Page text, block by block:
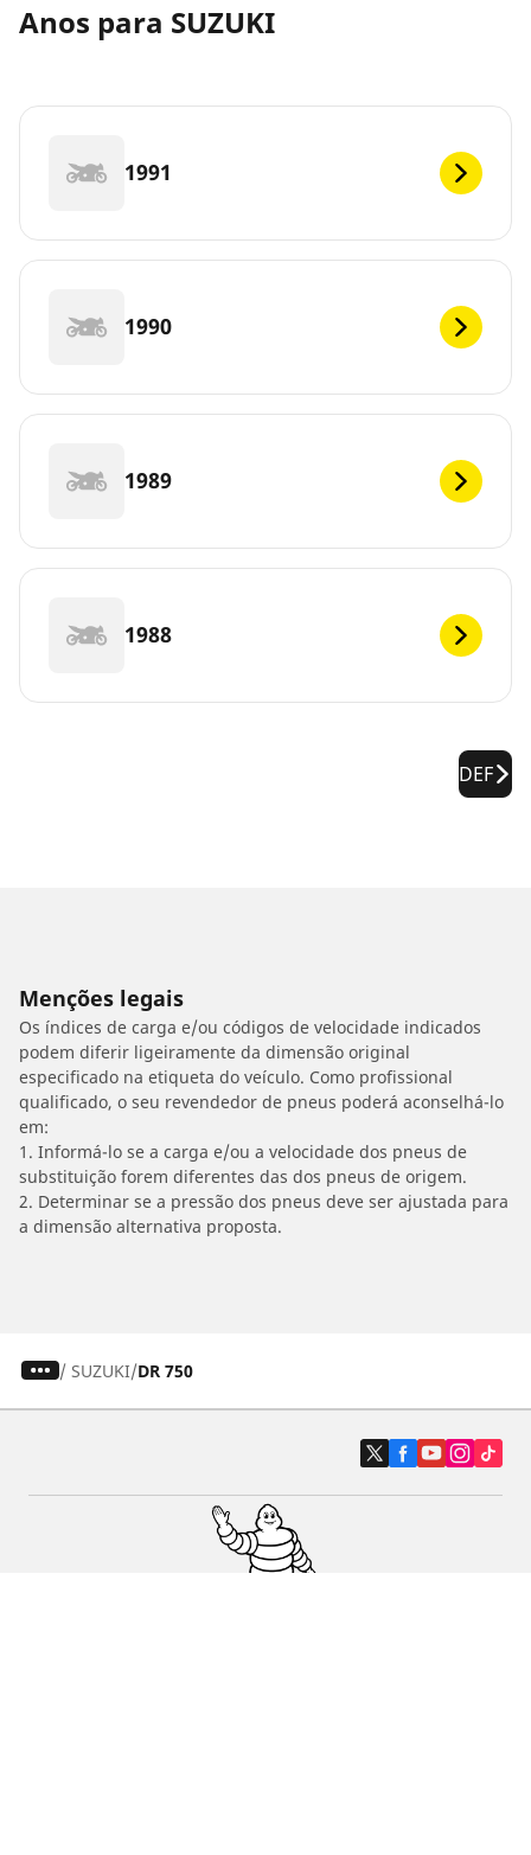
Anos para SUZUKI
1991
1990
1989
1988
DEF
Menções legais
Os índices de carga e/ou códigos de velocidade indicados
podem diferir ligeiramente da dimensão original
especificado na etiqueta do veículo. Como profissional
qualificado, o seu revendedor de pneus poderá aconselhá-lo
em:
1. Informá-lo se a carga e/ou a velocidade dos pneus de
substituição forem diferentes das dos pneus de origem.
2. Determinar se a pressão dos pneus deve ser ajustada para
a dimensão alternativa proposta.
/ SUZUKI DR 750